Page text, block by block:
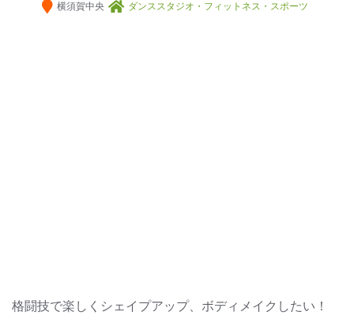
横須賀中央 ダンススタジオ・フィットネス・スポーツ
格闘技で楽しくシェイプアップ、ボディメイクしたい！